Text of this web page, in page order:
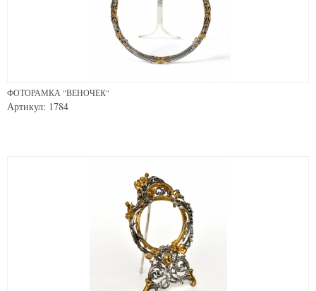
ФОТОРАМКА "ВЕНОЧЕК"
Артикул: 1784